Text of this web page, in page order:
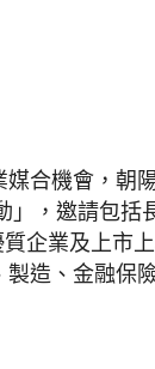
合機會，朝
」，邀請包括
企業及上市
造、金融保